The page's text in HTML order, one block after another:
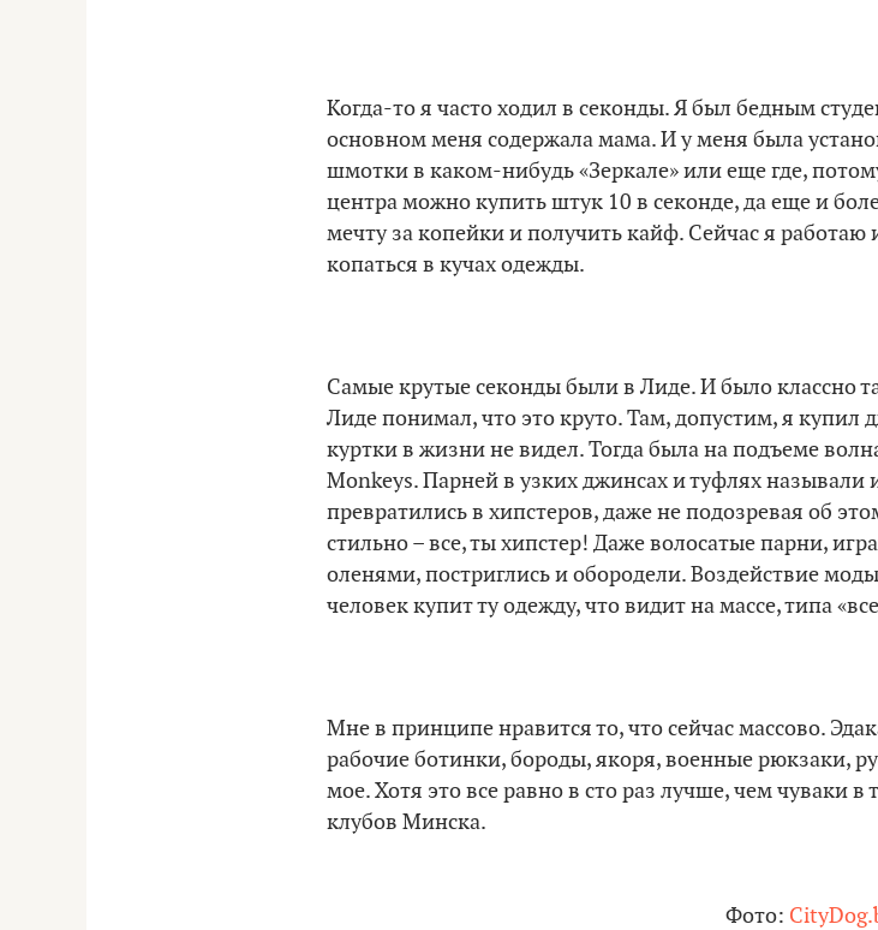
Когда-то я часто ходил в секонды. Я был бедным
основном меня содержала мама. И у меня была
шмотки в каком-нибудь «Зеркале» или еще где,
центра можно купить штук 10 в секонде, да еще и
мечту за копейки и получить кайф. Сейчас я работаю
копаться в кучах одежды.
Самые крутые секонды были в Лиде. И было классно
Лиде понимал, что это круто. Там, допустим, я купил
куртки в жизни не видел. Тогда была на подъеме
Monkeys. Парней в узких джинсах и туфлях
превратились в хипстеров, даже не подозревая об
стильно – все, ты хипстер! Даже волосатые парни,
оленями, постриглись и обородели. Воздействие
человек купит ту одежду, что видит на массе, типа
Мне в принципе нравится то, что сейчас массово.
рабочие ботинки, бороды, якоря, военные рюкзаки,
мое. Хотя это все равно в сто раз лучше, чем чуваки в
клубов Минска.
Фото: